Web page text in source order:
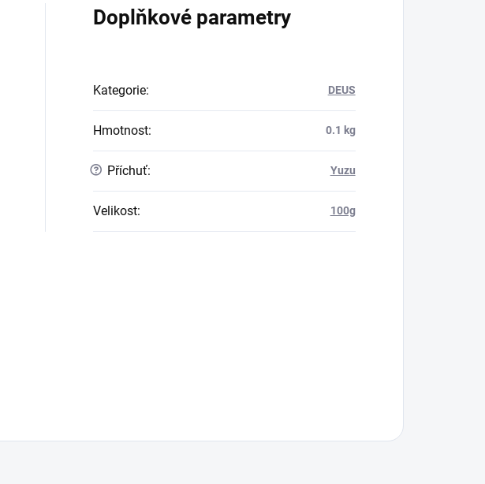
Doplňkové parametry
Kategorie: DEUS
Hmotnost: 0.1 kg
? Příchuť: Yuzu
Velikost: 100g